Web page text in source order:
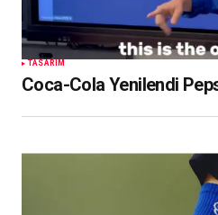
TASARIM
Coca-Cola Yenilendi